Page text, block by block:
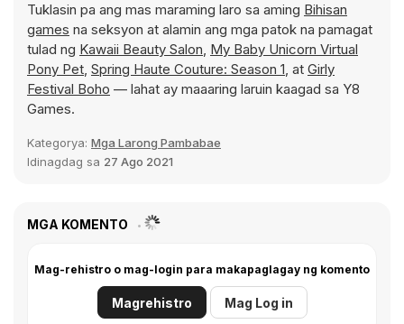
Tuklasin pa ang mas maraming laro sa aming Bihisan
games na seksyon at alamin ang mga patok na pamagat
tulad ng Kawaii Beauty Salon, My Baby Unicorn Virtual
Pony Pet, Spring Haute Couture: Season 1, at Girly
Festival Boho — lahat ay maaaring laruin kaagad sa Y8
Games.
Kategorya: Mga Larong Pambabae
Idinagdag sa 27 Ago 2021
MGA KOMENTO
Mag-rehistro o mag-login para makapaglagay ng komento
Magrehistro Mag Log in